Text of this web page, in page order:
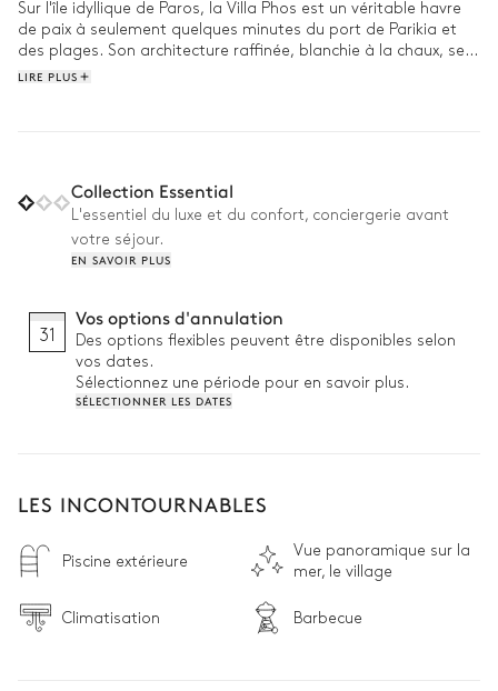
Sur l'île idyllique de Paros, la Villa Phos est un véritable havre
de paix à seulement quelques minutes du port de Parikia et
des plages. Son architecture raffinée, blanchie à la chaux, se
fond parfaitement dans les paysages naturels environnants,
terrasses, idéales pour savourer un café tout en admirant la
vue splendide. À l'heure du déjeuner, raseemblez vos proches
autour du barbecue extérieur, ou explorez les plages
immaculées situées à quelques pas. Lorsque la nuit tombe, la
LIRE PLUS
Collection Essential
L'essentiel du luxe et du confort, conciergerie avant
votre séjour.
EN SAVOIR PLUS
31
Vos options d'annulation
Des options flexibles peuvent être disponibles selon
vos dates.
Sélectionnez une période pour en savoir plus.
SÉLECTIONNER LES DATES
LES INCONTOURNABLES
Piscine extérieure
Vue panoramique sur la
mer, le village
Climatisation Barbecue